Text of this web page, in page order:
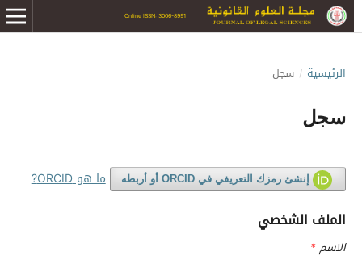
Online ISSN: 3006-8991
الرئيسية / سجل
سجل
ما هو ORCID?
الملف الشخصي
الاسم*